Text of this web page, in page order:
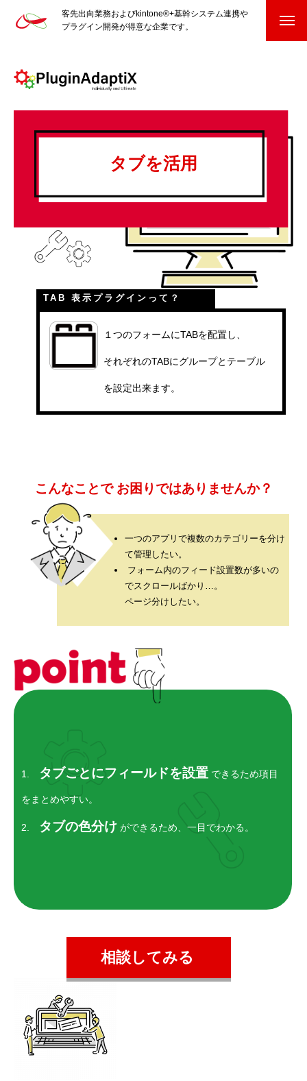
客先出向業務およびkintone®+基幹システム連携や
プラグイン開発が得意な企業です。
kintone®+基幹システムおよびプラグイン
kintone®向けプラグイン
PluginAdaptiX Service Guide
HP/EC/Design/Logo
制作実績
COMPANY
メッセージ
会社概要
わたしたちの仕事
インタビュー
ブログ
募集要項
会社説明会
リモート面接について
SDGs取り組み
タブを活用
TAB 表示プラグインって？
１つのフォームにTABを配置し、
それぞれのTABにグループとテーブル
を設定出来ます。
こんなことでお困りではありませんか？
一つのアプリで複数のカテゴリーを分け
て管理したい。
フォーム内のフィード設置数が多いの
でスクロールばかり…。
ページ分けしたい。
1. タブごとにフィールドを設置 できるため項目
をまとめやすい。
2. タブの色分け ができるため、一目でわかる。
相談してみる